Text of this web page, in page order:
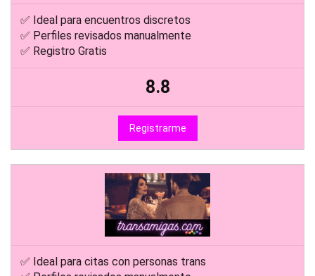
✅ Ideal para encuentros discretos
✅ Perfiles revisados manualmente
✅ Registro Gratis
8.8
Registrarme
✅ Ideal para citas con personas trans